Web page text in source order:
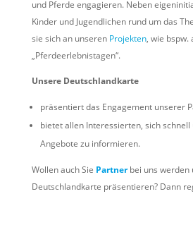
und Pferde engagieren. Neben
Kinder und Jugendlichen rund um das
sie sich an unseren Projekten, wie bspw.
„Pferdeerlebnistagen“.
Unsere Deutschlandkarte
präsentiert das Engagement unserer
bietet allen Interessierten, sich
Angebote zu informieren.
Wollen auch Sie Partnerbei uns werden
Deutschlandkarte präsentieren? Dann